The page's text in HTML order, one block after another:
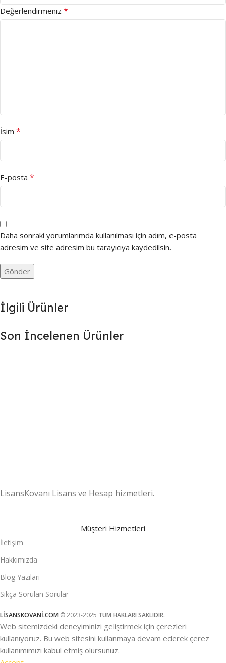
Değerlendirmeniz *
İsim *
E-posta *
Daha sonraki yorumlarımda kullanılması için adım, e-posta
adresim ve site adresim bu tarayıcıya kaydedilsin.
İlgili Ürünler
Son İncelenen Ürünler
LisansKovanı Lisans ve Hesap hizmetleri.
Müşteri Hizmetleri
İletişim
Hakkımızda
Blog Yazıları
Sıkça Sorulan Sorular
LİSANSKOVANİ.COM © 2023-2025 TÜM HAKLARI SAKLIDIR.
Web sitemizdeki deneyiminizi geliştirmek için çerezleri
kullanıyoruz. Bu web sitesini kullanmaya devam ederek çerez
kullanımımızı kabul etmiş olursunuz.